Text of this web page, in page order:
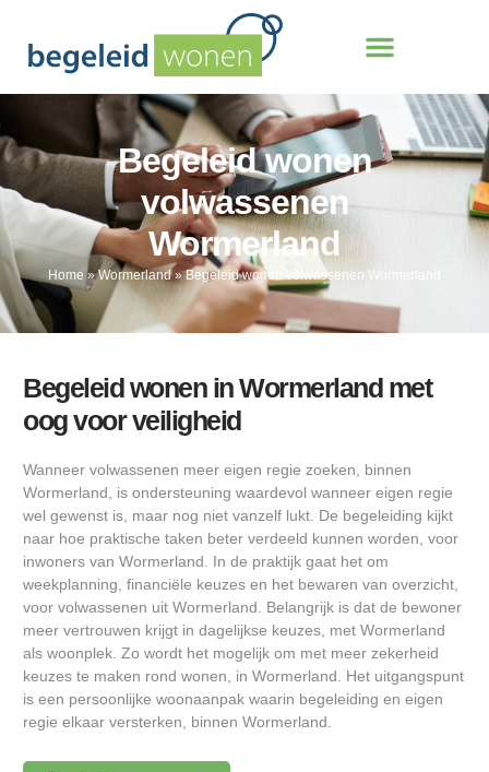
Begeleid wonen
volwassenen
Wormerland
Home »Wormerland»Begeleid wonen volwassenen Wormerland
Begeleid wonen in Wormerland met
oog voor veiligheid
Wanneer volwassenen meer eigen regie zoeken, binnen
Wormerland, is ondersteuning waardevol wanneer eigen regie
wel gewenst is, maar nog niet vanzelf lukt. De begeleiding kijkt
naar hoe praktische taken beter verdeeld kunnen worden, voor
inwoners van Wormerland. In de praktijk gaat het om
weekplanning, financiële keuzes en het bewaren van overzicht,
voor volwassenen uit Wormerland. Belangrijk is dat de bewoner
meer vertrouwen krijgt in dagelijkse keuzes, met Wormerland
als woonplek. Zo wordt het mogelijk om met meer zekerheid
keuzes te maken rond wonen, in Wormerland. Het uitgangspunt
is een persoonlijke woonaanpak waarin begeleiding en eigen
regie elkaar versterken, binnen Wormerland.